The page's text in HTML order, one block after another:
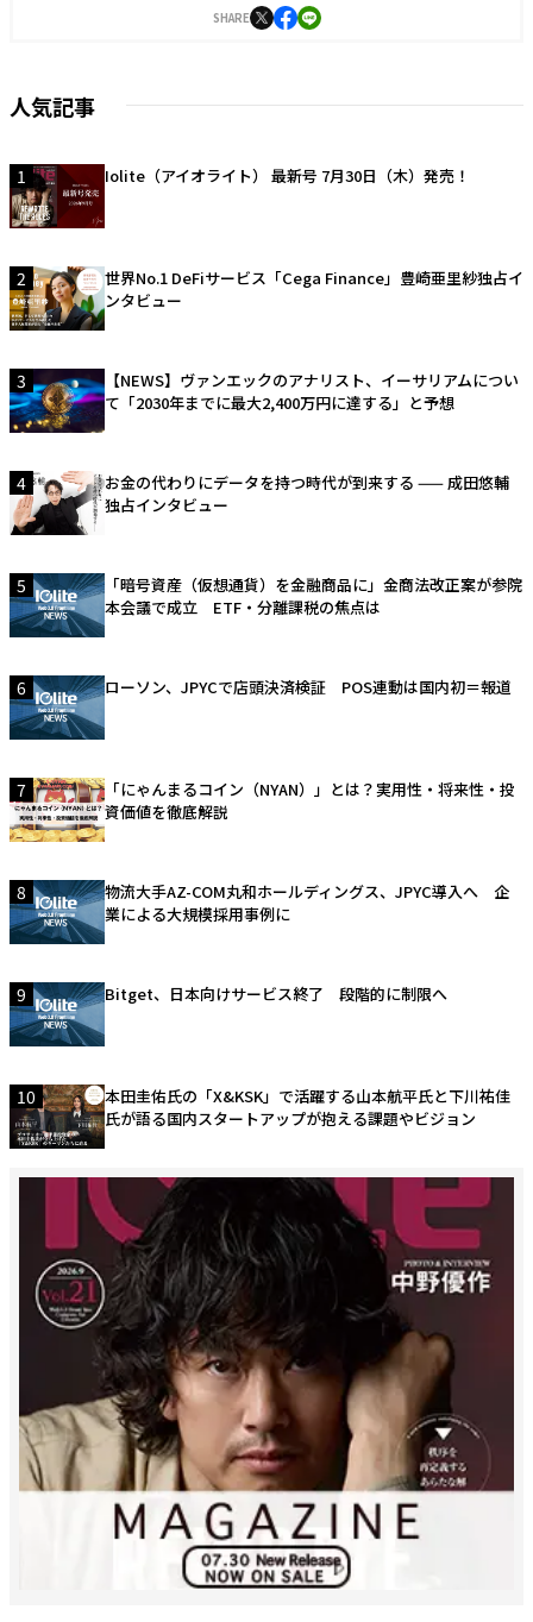
SHARE
人気記事
1 Iolite（アイオライト） 最新号 7月30日（木）発売！
2
世界No.1 DeFiサービス「Cega Finance」豊崎亜里紗独占イ
ンタビュー
3
【NEWS】ヴァンエックのアナリスト、イーサリアムについ
て「2030年までに最大2,400万円に達する」と予想
4
お金の代わりにデータを持つ時代が到来する —— 成田悠輔
独占インタビュー
5
「暗号資産（仮想通貨）を金融商品に」金商法改正案が参院
本会議で成立 ETF・分離課税の焦点は
6 ローソン、JPYCで店頭決済検証 POS連動は国内初＝報道
7
「にゃんまるコイン（NYAN）」とは？実用性・将来性・投
資価値を徹底解説
8
物流大手AZ-COM丸和ホールディングス、JPYC導入へ 企
業による大規模採用事例に
9 Bitget、日本向けサービス終了 段階的に制限へ
10
本田圭佑氏の「X&KSK」で活躍する山本航平氏と下川祐佳
氏が語る国内スタートアップが抱える課題やビジョン